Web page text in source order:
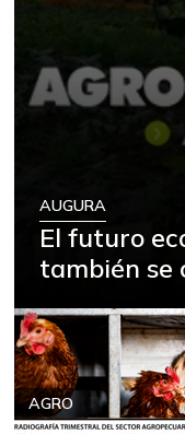
AUGURA
El futuro
también se
AGRO